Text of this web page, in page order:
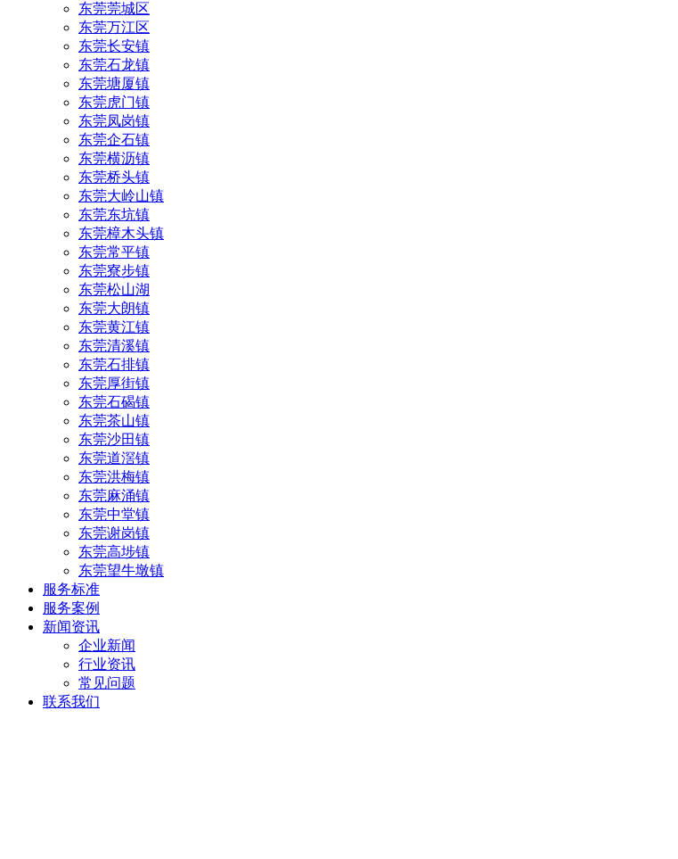
东莞莞城区
东莞万江区
东莞长安镇
东莞石龙镇
东莞塘厦镇
东莞虎门镇
东莞凤岗镇
东莞企石镇
东莞横沥镇
东莞桥头镇
东莞大岭山镇
东莞东坑镇
东莞樟木头镇
东莞常平镇
东莞寮步镇
东莞松山湖
东莞大朗镇
东莞黄江镇
东莞清溪镇
东莞石排镇
东莞厚街镇
东莞石碣镇
东莞茶山镇
东莞沙田镇
东莞道滘镇
东莞洪梅镇
东莞麻涌镇
东莞中堂镇
东莞谢岗镇
东莞高埗镇
东莞望牛墩镇
服务标准
服务案例
新闻资讯
企业新闻
行业资讯
常见问题
联系我们